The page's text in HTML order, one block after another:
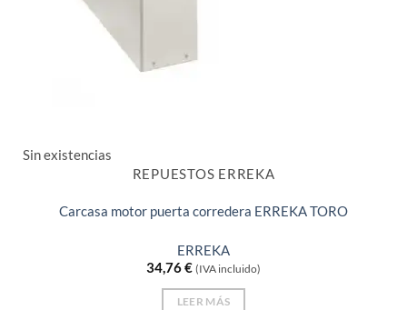
Sin existencias
REPUESTOS ERREKA
Carcasa motor puerta corredera ERREKA TORO
ERREKA
34,76€ (IVA incluido)
LEER MÁS